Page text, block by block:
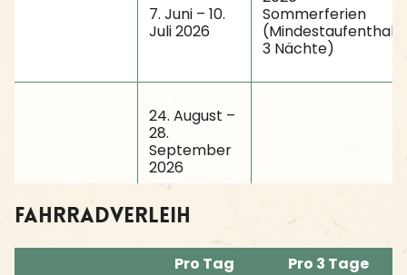
7. Juni – 10.
Juli 2026
Sommerferien
(Mindestaufenthalt
3 Nächte)
24. August –
28.
September
2026
Fahrradverleih
Pro Tag Pro 3 Tage